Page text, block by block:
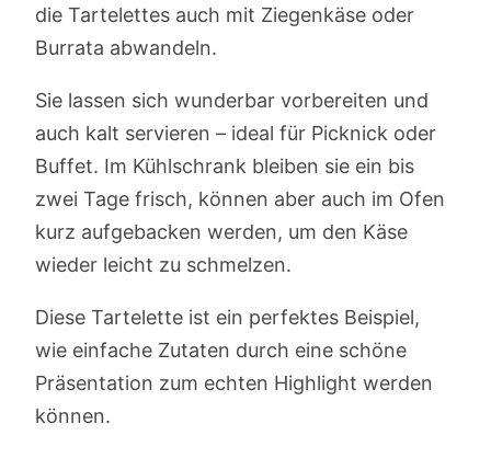
die Tartelettes auch mit Ziegenkäse oder
Burrata abwandeln.
Sie lassen sich wunderbar vorbereiten und
auch kalt servieren – ideal für Picknick oder
Buffet. Im Kühlschrank bleiben sie ein bis
zwei Tage frisch, können aber auch im Ofen
kurz aufgebacken werden, um den Käse
wieder leicht zu schmelzen.
Diese Tartelette ist ein perfektes Beispiel,
wie einfache Zutaten durch eine schöne
Präsentation zum echten Highlight werden
können.